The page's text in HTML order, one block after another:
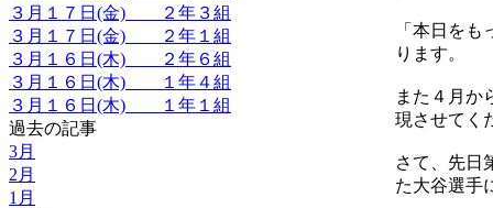
３月１７日(金) ２年３組
３月１７日(金) ２年１組
３月１６日(木) ２年６組
３月１６日(木) １年４組
３月１６日(木) １年１組
過去の記事
3月
2月
1月
「本日を
ります。
また４月か
現させてく
さて、先日
た大谷選手